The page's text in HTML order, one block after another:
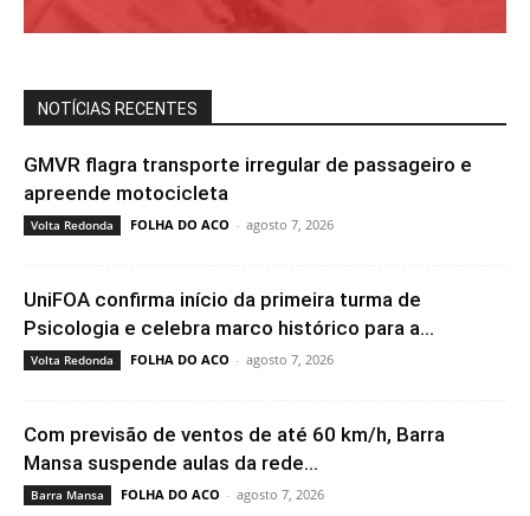
NOTÍCIAS RECENTES
GMVR flagra transporte irregular de passageiro e
apreende motocicleta
Volta Redonda FOLHA DO ACO - agosto 7, 2026
UniFOA confirma início da primeira turma de
Psicologia e celebra marco histórico para a...
Volta Redonda FOLHA DO ACO - agosto 7, 2026
Com previsão de ventos de até 60 km/h, Barra
Mansa suspende aulas da rede...
Barra Mansa FOLHA DO ACO - agosto 7, 2026